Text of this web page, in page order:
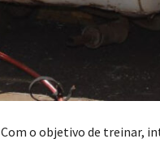
Com o objetivo de treinar,